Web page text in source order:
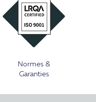
Normes &
Garanties